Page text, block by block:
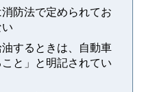
防法で定められてお
するときは、自動車
と」と明記されてい